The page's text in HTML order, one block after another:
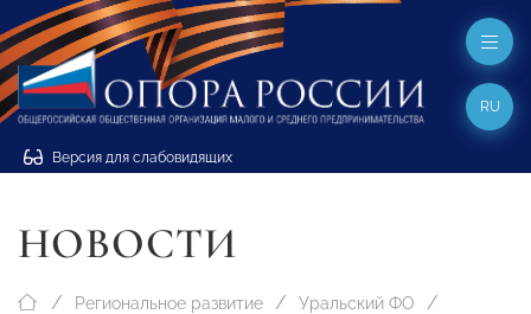
Версия для слабовидящих
RU
НОВОСТИ
Региональное развитие
Уральский ФО